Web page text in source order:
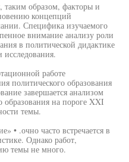
таким образом, факторы и
концепций
Специфика изучаемого
внимание анализу роли
в политической дидактике
работе
политического образования
завершается анализом
образования на пороге XXI
темы.
• .очно часто встречается в
Однако работ,
темы не много.